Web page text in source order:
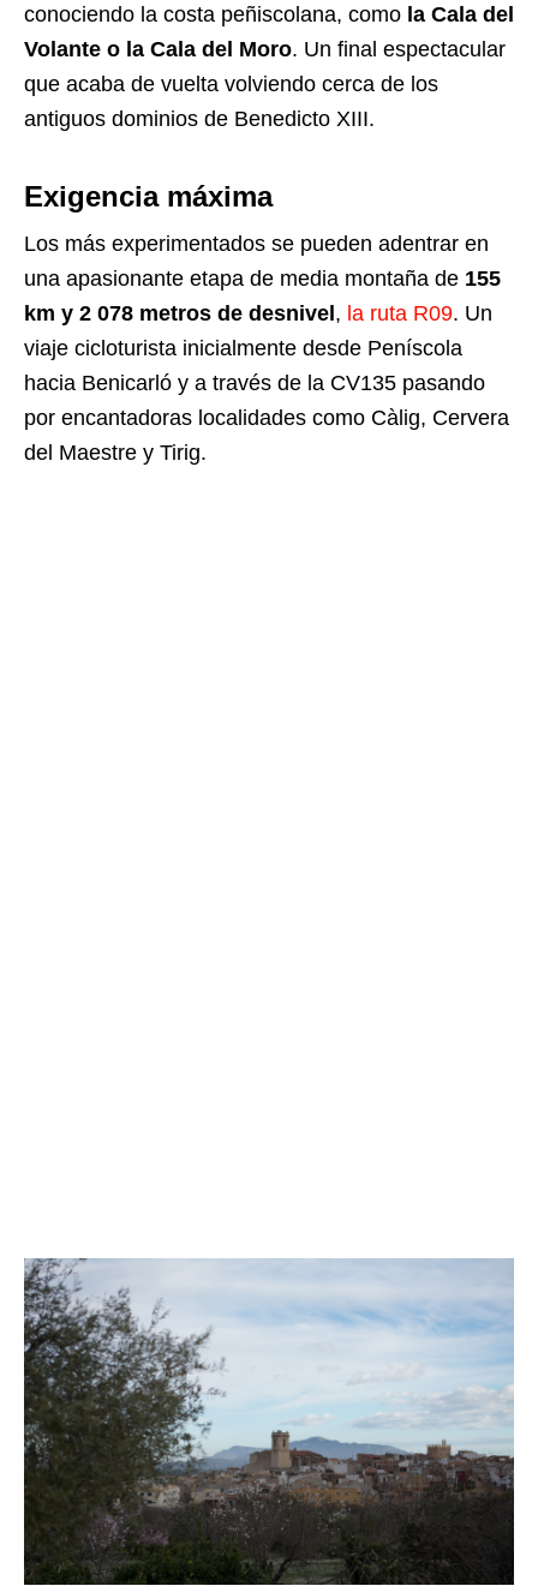
conociendo la costa peñiscolana, como la Cala del
Volante o la Cala del Moro. Un final espectacular
que acaba de vuelta volviendo cerca de los
antiguos dominios de Benedicto XIII.
Exigencia máxima
Los más experimentados se pueden adentrar en
una apasionante etapa de media montaña de 155
km y 2 078 metros de desnivel, la ruta R09. Un
viaje cicloturista inicialmente desde Peníscola
hacia Benicarló y a través de la CV135 pasando
por encantadoras localidades como Càlig, Cervera
del Maestre y Tirig.